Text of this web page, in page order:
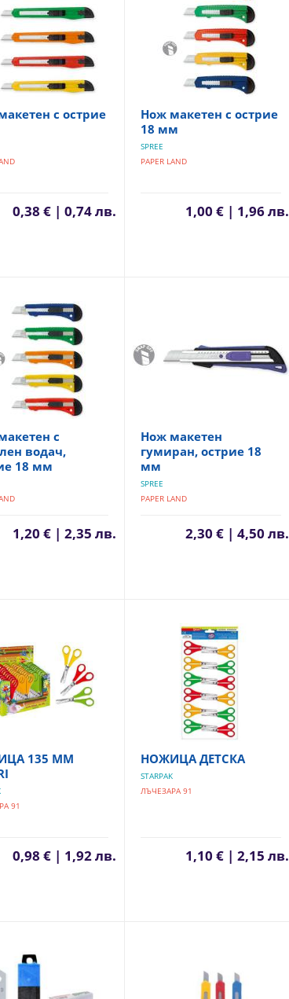
с острие
0,38 € | 0,74 лв.
Нож макетен с острие
18 мм
SPREE
PAPER LAND
1,00 € | 1,96 лв.
с
водач,
18 мм
1,20 € | 2,35 лв.
Нож макетен
гумиран, острие 18
мм
SPREE
PAPER LAND
2,30 € | 4,50 лв.
135 ММ
91
0,98 € | 1,92 лв.
НОЖИЦА ДЕТСКА
STARPAK
ЛЪЧЕЗАРА 91
1,10 € | 2,15 лв.